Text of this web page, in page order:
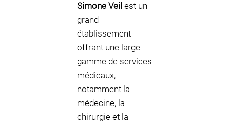
Simone Veil est un
grand
établissement
offrant une large
gamme de services
médicaux,
notamment la
médecine, la
chirurgie et la